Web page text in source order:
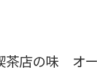
店の味 オ